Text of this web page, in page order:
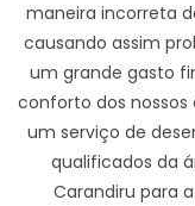
maneira incorreta
causando assim
um grande gasto
conforto dos nossos
um serviço de
qualificados da
Carandiru para